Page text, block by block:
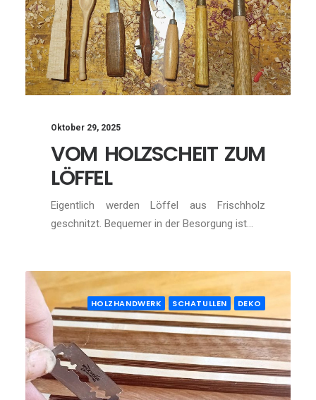
Oktober 29, 2025
VOM HOLZSCHEIT ZUM
LÖFFEL
Eigentlich werden Löffel aus Frischholz
geschnitzt. Bequemer in der Besorgung ist…
HOLZHANDWERK SCHATULLEN DEKO